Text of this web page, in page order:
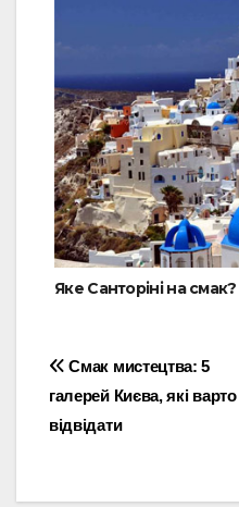
Яке Санторіні на смак?
Навігація
записів
Смак мистецтва: 5
галерей Києва, які варто
відвідати